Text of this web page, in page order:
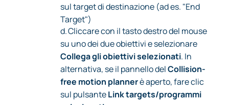
sul target di destinazione (ad es. "End
Target")
d.Cliccare con il tasto destro del mouse
su uno dei due obiettivi e selezionare
Collega gli obiettivi selezionati. In
alternativa, se il pannello delCollision-
free motion plannerè aperto, fare clic
sul pulsanteLink targets/programmi